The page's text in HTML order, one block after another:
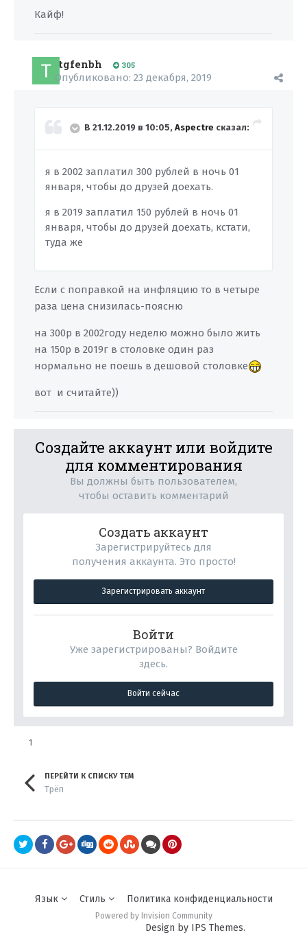
Кайф!
tgfenbh 305
Опубликовано: 23 декабря, 2019
В 21.12.2019 в 10:05, Aspectre сказал:
я в 2002 заплатил 300 рублей в ночь 01
января, чтобы до друзей доехать.
я в 2019 заплатил 150 рублей в ночь 01
января, чтобы до друзей доехать, кстати,
туда же
Если с поправкой на инфляцию то в четыре
раза цена снизилась-поясню
на 300р в 2002году неделю можно было жить
на 150р в 2019г в столовке один раз
нормально не поешь в дешовой столовке
вот и считайте))
Создайте аккаунт или войдите
для комментирования
Вы должны быть пользователем,
чтобы оставить комментарий
Создать аккаунт
Зарегистрируйтесь для
получения аккаунта. Это просто!
Зарегистрировать аккаунт
Войти
Уже зарегистрированы? Войдите
здесь.
Войти сейчас
1
ПЕРЕЙТИ К СПИСКУ ТЕМ
Трёп
Язык Стиль Политика конфиденциальности
Powered by Invision Community
Design by IPS Themes.